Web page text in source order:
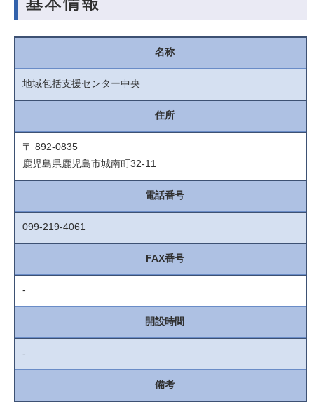
名称
地域包括支援センター中央
住所
〒 892-0835
鹿児島県鹿児島市城南町32-11
電話番号
099-219-4061
FAX番号
-
開設時間
-
備考